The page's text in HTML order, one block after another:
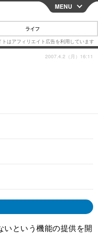
CLOSE
MENU
ライフ
2007.4.2（月）16:11
という機能の提供を開